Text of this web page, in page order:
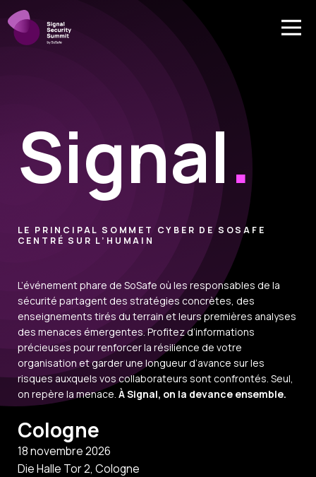
Signal.
LE PRINCIPAL SOMMET CYBER DE SOSAFE
CENTRÉ SUR L’HUMAIN
L’événement phare de SoSafe où les responsables de la
sécurité partagent des stratégies concrètes, des
enseignements tirés du terrain et leurs premières analyses
des menaces émergentes. Profitez d’informations
précieuses pour renforcer la résilience de votre
organisation et garder une longueur d’avance sur les
risques auxquels vos collaborateurs sont confrontés. Seul,
on repère la menace. À Signal, on la devance ensemble.
Cologne
18 novembre 2026
Die Halle Tor 2, Cologne